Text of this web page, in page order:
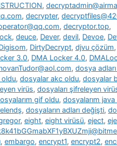
,
, decrypter,
, decryptor.top,
, deuce, Dever, devil, Devoe,
, DirtyDecrypt, djvu çözüm,
3.0, DMA Locker 4.0,
, dosya
oldu, dosyalar akc oldu, dosyalar
virüs, dosyaları şifreleyen
gif oldu, dosyalarım
, dosyaların adları değişti,
, eight, eight virüsü, eject,
, embargo, encrypt1, encrypt2,